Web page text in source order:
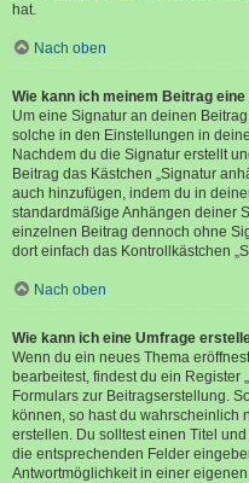
hat.
Nach oben
Wie kann ich meinem Beitrag
Um eine Signatur an deinen
solche in den Einstellungen in
Nachdem du die Signatur erstellt
Beitrag das Kästchen „Signatur
auch hinzufügen, indem du in
standardmäßige Anhängen deiner
einzelnen Beitrag dennoch ohne
dort einfach das Kontrollkästchen
Nach oben
Wie kann ich eine Umfrage
Wenn du ein neues Thema
bearbeitest, findest du ein Register
Formulars zur Beitragserstellung.
können, so hast du wahrscheinlich
erstellen. Du solltest einen Titel
die entsprechenden Felder
Antwortmöglichkeit in einer